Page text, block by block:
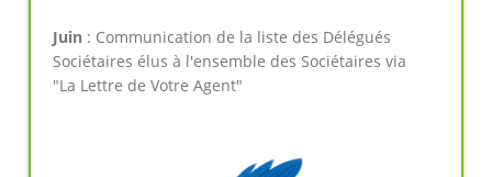
Juin : Communication de la liste des Délégués
Sociétaires élus à l'ensemble des Sociétaires via
"La Lettre de Votre Agent"